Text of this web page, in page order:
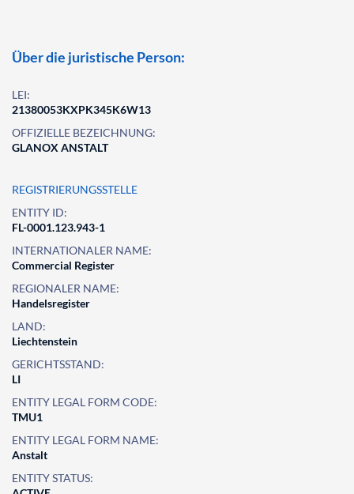
Über die juristische Person:
LEI:
21380053KXPK345K6W13
OFFIZIELLE BEZEICHNUNG:
GLANOX ANSTALT
REGISTRIERUNGSSTELLE
ENTITY ID:
FL-0001.123.943-1
INTERNATIONALER NAME:
Commercial Register
REGIONALER NAME:
Handelsregister
LAND:
Liechtenstein
GERICHTSSTAND:
LI
ENTITY LEGAL FORM CODE:
TMU1
ENTITY LEGAL FORM NAME:
Anstalt
ENTITY STATUS: